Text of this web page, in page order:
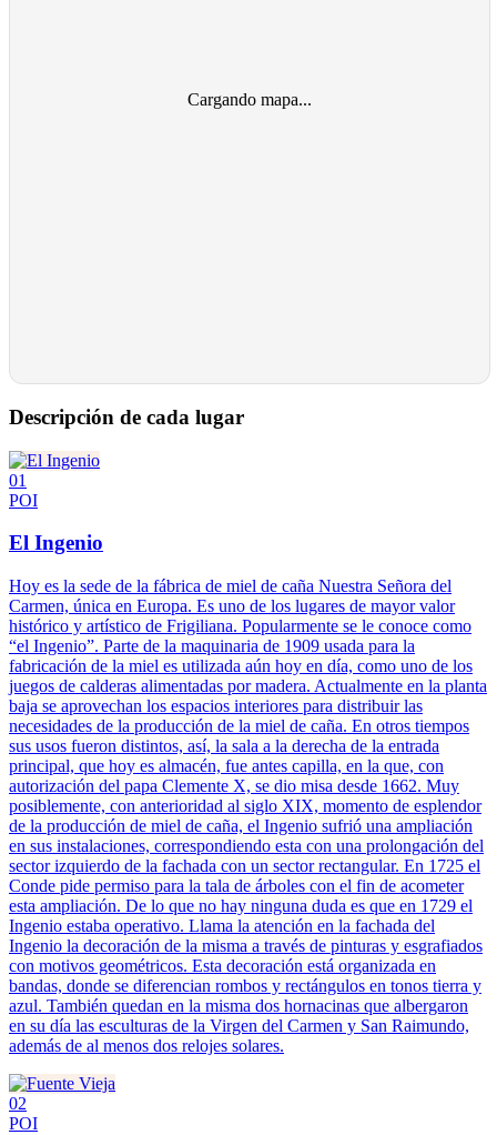
Cargando mapa...
Descripción de cada lugar
01
POI
El Ingenio
Hoy es la sede de la fábrica de miel de caña Nuestra Señora del
Carmen, única en Europa. Es uno de los lugares de mayor valor
histórico y artístico de Frigiliana. Popularmente se le conoce como
“el Ingenio”. Parte de la maquinaria de 1909 usada para la
fabricación de la miel es utilizada aún hoy en día, como uno de los
juegos de calderas alimentadas por madera. Actualmente en la planta
baja se aprovechan los espacios interiores para distribuir las
necesidades de la producción de la miel de caña. En otros tiempos
sus usos fueron distintos, así, la sala a la derecha de la entrada
principal, que hoy es almacén, fue antes capilla, en la que, con
autorización del papa Clemente X, se dio misa desde 1662. Muy
posiblemente, con anterioridad al siglo XIX, momento de esplendor
de la producción de miel de caña, el Ingenio sufrió una ampliación
en sus instalaciones, correspondiendo esta con una prolongación del
sector izquierdo de la fachada con un sector rectangular. En 1725 el
Conde pide permiso para la tala de árboles con el fin de acometer
esta ampliación. De lo que no hay ninguna duda es que en 1729 el
Ingenio estaba operativo. Llama la atención en la fachada del
Ingenio la decoración de la misma a través de pinturas y esgrafiados
con motivos geométricos. Esta decoración está organizada en
bandas, donde se diferencian rombos y rectángulos en tonos tierra y
azul. También quedan en la misma dos hornacinas que albergaron
en su día las esculturas de la Virgen del Carmen y San Raimundo,
además de al menos dos relojes solares.
02
POI